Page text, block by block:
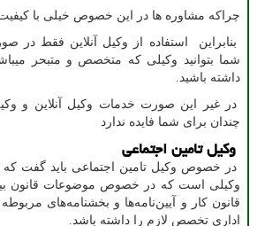
چراکه مشاوره ها در این خصوص خیلی با
بنابراین استفاده از وکیل آنلاین فقط
شما بتوانید وکیلی که متخصص و متبحر
داشته باشید.
در غیر این صورت خدمات وکیل آنلاین و
چندان برای شما فایده ندارد‌
وکیل تامین اجتماعی
در خصوص وکیل تامین اجتماعی باید گفت که
وکیلی است که در خصوص موضوعات قانون
قانون کار و آیین‌نامه‌ها و بخشنامه‌های
اداری تخصص لازم را داشته باشد.